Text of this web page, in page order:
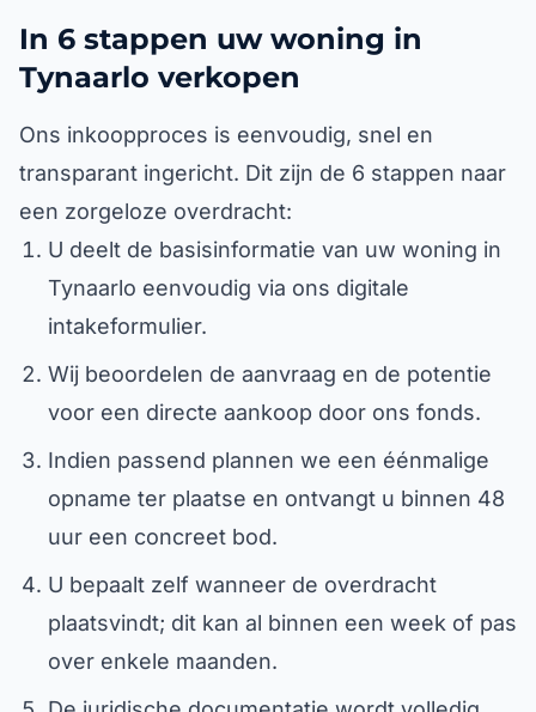
In 6 stappen uw woning in
Tynaarlo verkopen
Ons inkoopproces is eenvoudig, snel en
transparant ingericht. Dit zijn de 6 stappen naar
een zorgeloze overdracht:
U deelt de basisinformatie van uw woning in
Tynaarlo eenvoudig via ons digitale
intakeformulier.
Wij beoordelen de aanvraag en de potentie
voor een directe aankoop door ons fonds.
Indien passend plannen we een éénmalige
opname ter plaatse en ontvangt u binnen 48
uur een concreet bod.
U bepaalt zelf wanneer de overdracht
plaatsvindt; dit kan al binnen een week of pas
over enkele maanden.